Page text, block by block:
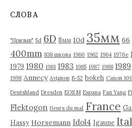
м
в
СЛОВА
"Призыв" 5d 6D 8мм 10d 35мм 66
400mm 838 школа 1960 1962 1964 1970е
1979 1980 1981 1983 1985 1987 1988 1989
1998 Annecy Avignon B-52 bokeh Canon
Deutshland Dresden EOS M Espana Fan Yang
Flektogon fleurs du mal France
Hassy Horsemann Idol4 Igaune